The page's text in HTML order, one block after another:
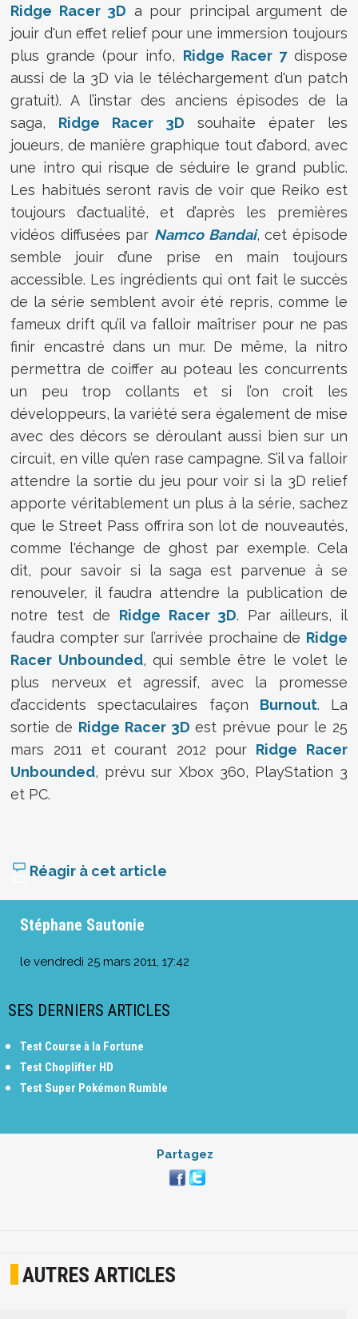
Ridge Racer 3D a pour principal argument de
jouir d'un effet relief pour une immersion toujours
plus grande (pour info, Ridge Racer 7dispose
aussi de la 3D via le téléchargement d'un patch
gratuit). A l’instar des anciens épisodes de la
saga, Ridge Racer 3D souhaite épater les
joueurs, de manière graphique tout d’abord, avec
une intro qui risque de séduire le grand public.
Les habitués seront ravis de voir que Reiko est
toujours d’actualité, et d’après les premières
vidéos diffusées par Namco Bandai, cet épisode
semble jouir d’une prise en main toujours
accessible. Les ingrédients qui ont fait le succès
de la série semblent avoir été repris, comme le
fameux drift qu’il va falloir maîtriser pour ne pas
finir encastré dans un mur. De même, la nitro
permettra de coiffer au poteau les concurrents
un peu trop collants et si l’on croit les
développeurs, la variété sera également de mise
avec des décors se déroulant aussi bien sur un
circuit, en ville qu’en rase campagne. S’il va falloir
attendre la sortie du jeu pour voir si la 3D relief
apporte véritablement un plus à la série, sachez
que le Street Pass offrira son lot de nouveautés,
comme l'échange de ghost par exemple. Cela
dit, pour savoir si la saga est parvenue à se
renouveler, il faudra attendre la publication de
notre test de Ridge Racer 3D. Par ailleurs, il
faudra compter sur l’arrivée prochaine de Ridge
Racer Unbounded, qui semble être le volet le
plus nerveux et agressif, avec la promesse
d’accidents spectaculaires façon Burnout. La
sortie de Ridge Racer 3D est prévue pour le 25
mars 2011 et courant 2012 pour Ridge Racer
Unbounded, prévu sur Xbox 360, PlayStation 3
et PC.
Réagir à cet article
Stéphane Sautonie
le vendredi 25 mars 2011, 17:42
SES DERNIERS ARTICLES
Test Course à la Fortune
Test Choplifter HD
Test Super Pokémon Rumble
Partagez
AUTRES ARTICLES